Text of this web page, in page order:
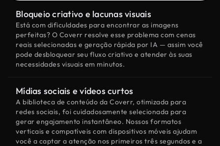
Bloqueio criativo e lacunas visuais
Está com dificuldades para encontrar as imagens
perfeitas? O Coverr resolve esse problema com cenas
reais selecionadas e geração rápida por IA — assim você
pode desbloquear seu fluxo criativo e atender às suas
necessidades visuais em minutos.
Mídias sociais e vídeos curtos
A biblioteca de conteúdo da Coverr, otimizada para
redes sociais, foi cuidadosamente selecionada para
gerar engajamento instantâneo. Nossos formatos
verticais e compatíveis com dispositivos móveis ajudam
você a captar a atenção nos primeiros três segundos e a